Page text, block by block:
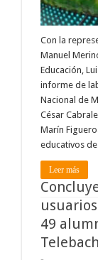
Con la
Manuel
Educación,
informe de
Nacional de
César
Marín
educativos
Leer más
49